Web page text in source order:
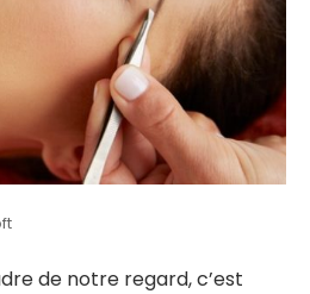
de notre regard, c’est